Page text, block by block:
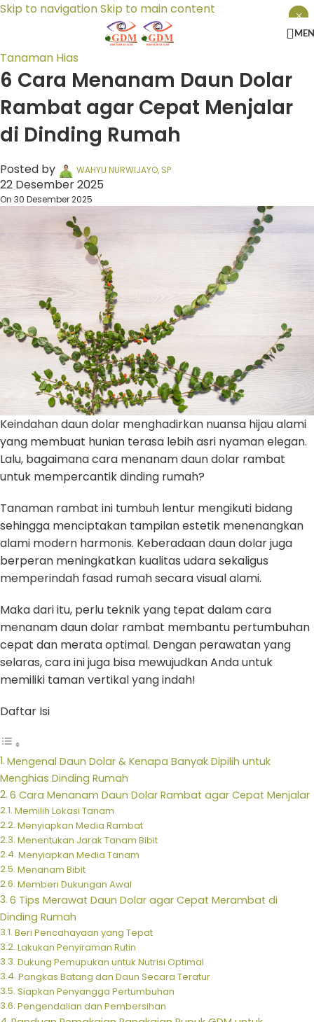
Skip to navigationSkip to main content
Tanaman Hias
6 Cara Menanam Daun Dolar
Rambat agar Cepat Menjalar
di Dinding Rumah
Posted by WAHYU NURWIJAYO, SP
22 Desember 2025
On 30 Desember 2025
Keindahan daun dolar menghadirkan nuansa hijau alami
yang membuat hunian terasa lebih asri nyaman elegan.
Lalu, bagaimana cara menanam daun dolar rambat
untuk mempercantik dinding rumah?
Tanaman rambat ini tumbuh lentur mengikuti bidang
sehingga menciptakan tampilan estetik menenangkan
alami modern harmonis. Keberadaan daun dolar juga
berperan meningkatkan kualitas udara sekaligus
memperindah fasad rumah secara visual alami.
Maka dari itu, perlu teknik yang tepat dalam cara
menanam daun dolar rambat membantu pertumbuhan
cepat dan merata optimal. Dengan perawatan yang
selaras, cara ini juga bisa mewujudkan Anda untuk
memiliki taman vertikal yang indah!
Daftar Isi
Mengenal Daun Dolar & Kenapa Banyak Dipilih untuk
Menghias Dinding Rumah
6 Cara Menanam Daun Dolar Rambat agar Cepat Menjalar
Memilih Lokasi Tanam
Menyiapkan Media Rambat
Menentukan Jarak Tanam Bibit
Menyiapkan Media Tanam
Menanam Bibit
Memberi Dukungan Awal
6 Tips Merawat Daun Dolar agar Cepat Merambat di
Dinding Rumah
Beri Pencahayaan yang Tepat
Lakukan Penyiraman Rutin
Dukung Pemupukan untuk Nutrisi Optimal
Pangkas Batang dan Daun Secara Teratur
Siapkan Penyangga Pertumbuhan
Pengendalian dan Pembersihan
×
×
×